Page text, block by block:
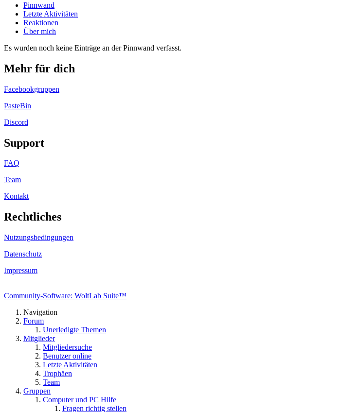
Pinnwand
Letzte Aktivitäten
Reaktionen
Über mich
Es wurden noch keine Einträge an der Pinnwand verfasst.
Mehr für dich
Facebookgruppen
PasteBin
Discord
Support
FAQ
Team
Kontakt
Rechtliches
Nutzungsbedingungen
Datenschutz
Impressum
Community-Software: WoltLab Suite™
Navigation
Forum
Unerledigte Themen
Mitglieder
Mitgliedersuche
Benutzer online
Letzte Aktivitäten
Trophäen
Team
Gruppen
Computer und PC Hilfe
Fragen richtig stellen